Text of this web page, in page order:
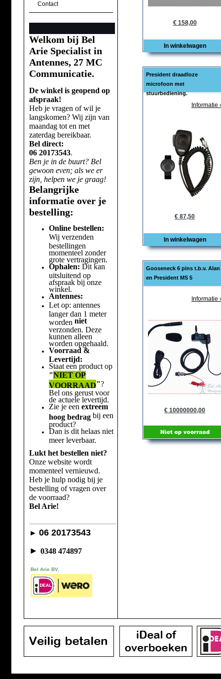
Contact
Welkom bij Bel
Arie Specialist in
Antennes, 27 MC
Communicatie.
De winkel is geopend op
afspraak!
Heb je vragen of wil je
langskomen? Wij zijn van
maandag tot en met
zaterdag bereikbaar.
Bel direct:
06 20173543.
Ben je in de buurt? Bel
gewoon even; als we er
zijn, helpen we je graag!
Belangrijke
informatie over je
bestelling:
Online bestellen:
Wij verzenden
bestellingen
momenteel zonder
grote vertragingen.
Ophalen: Dit kan
uitsluitend op
afspraak bij onze
winkel.
Antennes:
Let op: antennes
langer dan 1 meter
worden niet
verzonden. Deze
kunnen alleen
worden opgehaald.
Voorraad &
Levertijd:
Staat een product op
"NIET OP
VOORRAAD"?
Bel ons gerust voor
de actuele levertijd.
Zie je een extreem
hoog bedragbij een
product?
Dan is dit helaas niet
meer leverbaar.
Lukt het bestellen niet?
Onze website wordt
momenteel vernieuwd.
Heb je hulp nodig bij je
bestelling of vragen over
de voorraad?
Bel Arie!
► 06 20173543
► 0348 474897
Bel Arie BV.
€ 158,00
In winkelwagen
President draadloze
microfoon met
stuurbediening.
Informatie
€ 87,50
In winkelwagen
Gooseneck 6 pins t.b.v. Alan
en President MS 5
Informatie
€ 10000000,00